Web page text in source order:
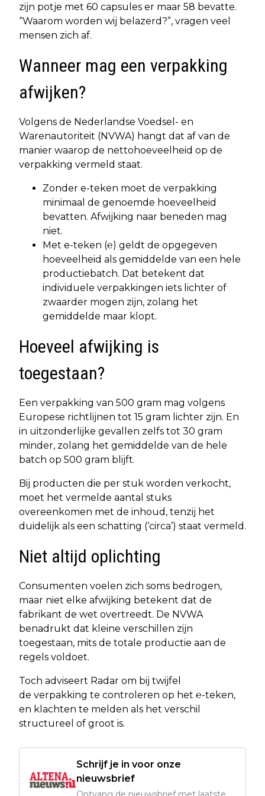
zijn potje met 60 capsules er maar 58 bevatte.
“Waarom worden wij belazerd?”, vragen veel
mensen zich af.
Wanneer mag een verpakking
afwijken?
Volgens de Nederlandse Voedsel- en
Warenautoriteit (NVWA) hangt dat af van de
manier waarop de nettohoeveelheid op de
verpakking vermeld staat.
Zonder e-teken moet de verpakking
minimaal de genoemde hoeveelheid
bevatten. Afwijking naar beneden mag
niet.
Met e-teken (℮) geldt de opgegeven
hoeveelheid als gemiddelde van een hele
productiebatch. Dat betekent dat
individuele verpakkingen iets lichter of
zwaarder mogen zijn, zolang het
gemiddelde maar klopt.
Hoeveel afwijking is
toegestaan?
Een verpakking van 500 gram mag volgens
Europese richtlijnen tot 15 gram lichter zijn. En
in uitzonderlijke gevallen zelfs tot 30 gram
minder, zolang het gemiddelde van de hele
batch op 500 gram blijft.
Bij producten die per stuk worden verkocht,
moet het vermelde aantal stuks
overeenkomen met de inhoud, tenzij het
duidelijk als een schatting (‘circa’) staat vermeld.
Niet altijd oplichting
Consumenten voelen zich soms bedrogen,
maar niet elke afwijking betekent dat de
fabrikant de wet overtreedt. De NVWA
benadrukt dat kleine verschillen zijn
toegestaan, mits de totale productie aan de
regels voldoet.
Toch adviseert Radar om bij twijfel
de verpakking te controleren op het ℮-teken,
en klachten te melden als het verschil
structureel of groot is.
Schrijf je in voor onze
nieuwsbrief